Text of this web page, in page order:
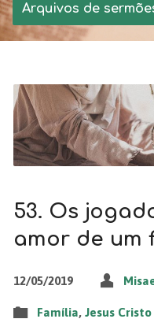
Arquivos de
53. Os
amor de um
12/05/2019
Família, Jesus Cristo